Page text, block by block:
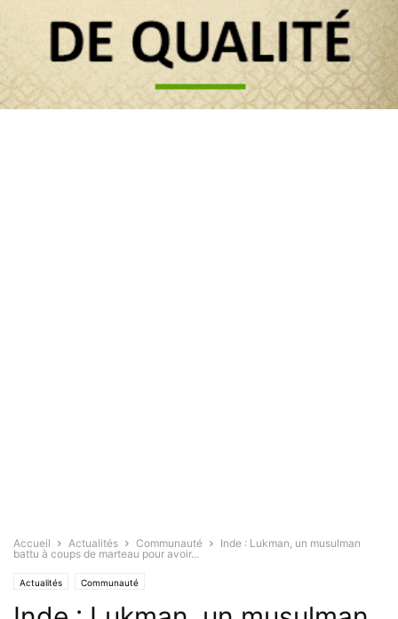
Accueil Actualités Communauté
Inde : Lukman, un musulman
battu à coups de marteau pour avoir...
Actualités Communauté